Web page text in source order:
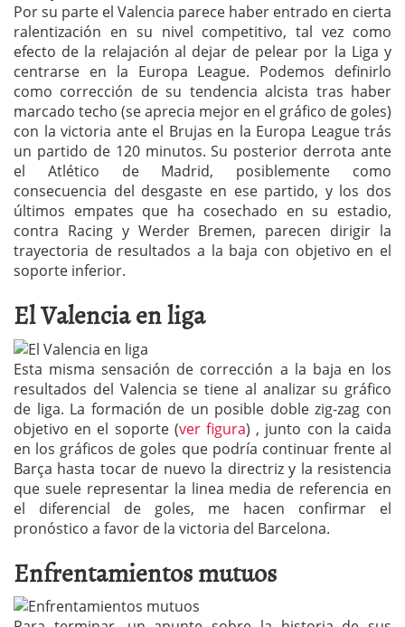
Por su parte el Valencia parece haber entrado en cierta
ralentización en su nivel competitivo, tal vez como
efecto de la relajación al dejar de pelear por la Liga y
centrarse en la Europa League. Podemos definirlo
como corrección de su tendencia alcista tras haber
marcado techo (se aprecia mejor en el gráfico de goles)
con la victoria ante el Brujas en la Europa League trás
un partido de 120 minutos. Su posterior derrota ante
el Atlético de Madrid, posiblemente como
consecuencia del desgaste en ese partido, y los dos
últimos empates que ha cosechado en su estadio,
contra Racing y Werder Bremen, parecen dirigir la
trayectoria de resultados a la baja con objetivo en el
soporte inferior.
El Valencia en liga
Esta misma sensación de corrección a la baja en los
resultados del Valencia se tiene al analizar su gráfico
de liga. La formación de un posible doble zig-zag con
objetivo en el soporte (ver figura) , junto con la caida
en los gráficos de goles que podría continuar frente al
Barça hasta tocar de nuevo la directriz y la resistencia
que suele representar la linea media de referencia en
el diferencial de goles, me hacen confirmar el
pronóstico a favor de la victoria del Barcelona.
Enfrentamientos mutuos